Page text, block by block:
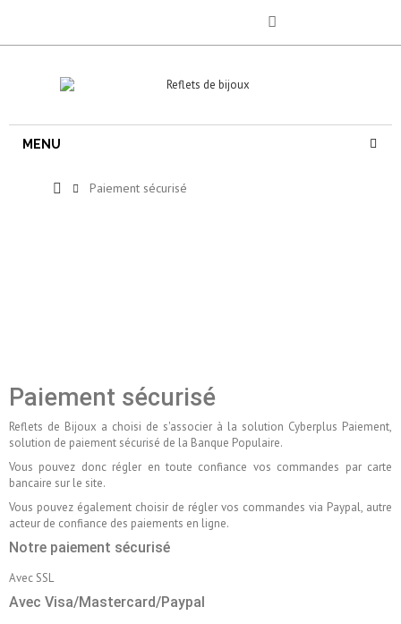
MENU
Paiement sécurisé
Paiement sécurisé
Reflets de Bijoux a choisi de s'associer à la solution Cyberplus Paiement,
solution de paiement sécurisé de la Banque Populaire.
Vous pouvez donc régler en toute confiance vos commandes par carte
bancaire sur le site.
Vous pouvez également choisir de régler vos commandes via Paypal, autre
acteur de confiance des paiements en ligne.
Notre paiement sécurisé
Avec SSL
Avec Visa/Mastercard/Paypal